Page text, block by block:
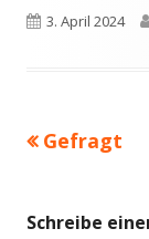
Veröffentlicht
3. April 2024
Vorheriger
Gefragt
Schreibe